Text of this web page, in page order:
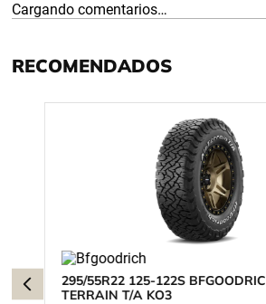
Cargando comentarios…
RECOMENDADOS
295/55R22 125-122S
TERRAIN T/A KO3